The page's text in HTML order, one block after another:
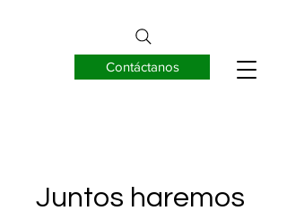
EUREKNOW S.A.
Contáctanos
Juntos haremos